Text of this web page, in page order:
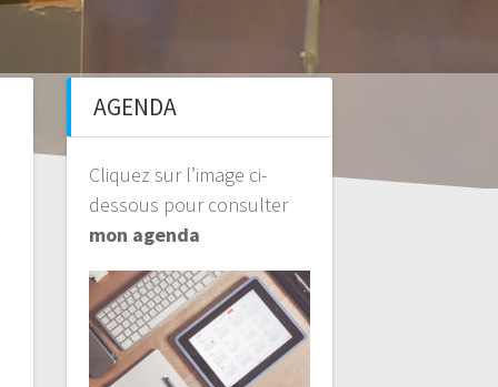
AGENDA
Cliquez sur l’image ci-
dessous pour consulter
mon agenda